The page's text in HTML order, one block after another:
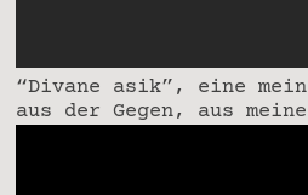
“Divane asik”, eine
aus der Gegen, aus